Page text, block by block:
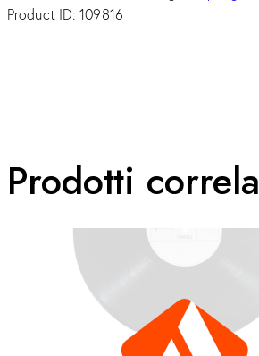
Product ID:109816
Prodotti